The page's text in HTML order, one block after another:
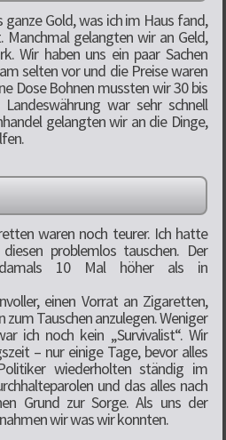
ganze Gold, was ich im Haus fand,
gelangten wir an Geld,
Wir haben uns ein paar Sachen
selten vor und die Preise waren
Dose Bohnen mussten wir 30 bis
war sehr schnell
gelangten wir an die Dinge,
waren noch teurer. Ich hatte
problemlos tauschen. Der
damals 10 Mal höher als in
einen Vorrat an Zigaretten,
zum Tauschen anzulegen. Weniger
ich noch kein „Survivalist“. Wir
– nur einige Tage, bevor alles
wiederholten ständig im
und das alles nach
Grund zur Sorge. Als uns der
wir was wir konnten.